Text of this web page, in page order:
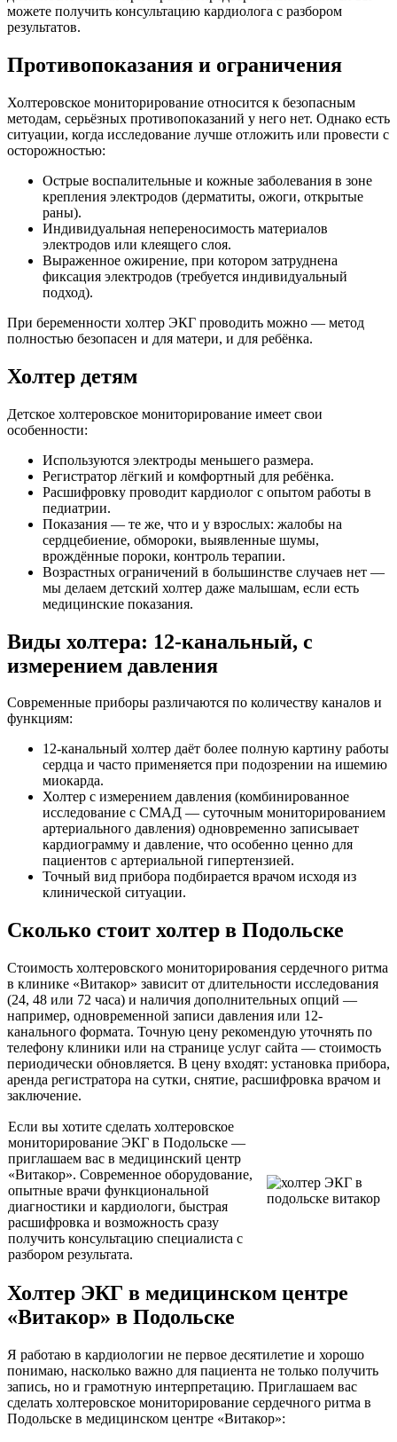
можете получить консультацию кардиолога с разбором
результатов.
Противопоказания и ограничения
Холтеровское мониторирование относится к безопасным
методам, серьёзных противопоказаний у него нет. Однако есть
ситуации, когда исследование лучше отложить или провести с
осторожностью:
Острые воспалительные и кожные заболевания в зоне
крепления электродов (дерматиты, ожоги, открытые
раны).
Индивидуальная непереносимость материалов
электродов или клеящего слоя.
Выраженное ожирение, при котором затруднена
фиксация электродов (требуется индивидуальный
подход).
При беременности холтер ЭКГ проводить можно — метод
полностью безопасен и для матери, и для ребёнка.
Холтер детям
Детское холтеровское мониторирование имеет свои
особенности:
Используются электроды меньшего размера.
Регистратор лёгкий и комфортный для ребёнка.
Расшифровку проводит кардиолог с опытом работы в
педиатрии.
Показания — те же, что и у взрослых: жалобы на
сердцебиение, обмороки, выявленные шумы,
врождённые пороки, контроль терапии.
Возрастных ограничений в большинстве случаев нет —
мы делаем детский холтер даже малышам, если есть
медицинские показания.
Виды холтера: 12-канальный, с
измерением давления
Современные приборы различаются по количеству каналов и
функциям:
12-канальный холтер даёт более полную картину работы
сердца и часто применяется при подозрении на ишемию
миокарда.
Холтер с измерением давления (комбинированное
исследование с СМАД — суточным мониторированием
артериального давления) одновременно записывает
кардиограмму и давление, что особенно ценно для
пациентов с артериальной гипертензией.
Точный вид прибора подбирается врачом исходя из
клинической ситуации.
Сколько стоит холтер в Подольске
Стоимость холтеровского мониторирования сердечного ритма
в клинике «Витакор» зависит от длительности исследования
(24, 48 или 72 часа) и наличия дополнительных опций —
например, одновременной записи давления или 12-
канального формата. Точную цену рекомендую уточнять по
телефону клиники или на странице услуг сайта — стоимость
периодически обновляется. В цену входят: установка прибора,
аренда регистратора на сутки, снятие, расшифровка врачом и
заключение.
Если вы хотите сделать холтеровское
мониторирование ЭКГ в Подольске —
приглашаем вас в медицинский центр
«Витакор». Современное оборудование,
опытные врачи функциональной
диагностики и кардиологи, быстрая
расшифровка и возможность сразу
получить консультацию специалиста с
разбором результата.
Холтер ЭКГ в медицинском центре
«Витакор» в Подольске
Я работаю в кардиологии не первое десятилетие и хорошо
понимаю, насколько важно для пациента не только получить
запись, но и грамотную интерпретацию. Приглашаем вас
сделать холтеровское мониторирование сердечного ритма в
Подольске в медицинском центре «Витакор»: